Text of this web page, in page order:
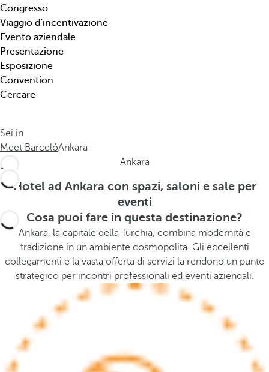
o
n
e
,
t
i
p
o
g
i
a
.
k
e
y
o
p
e
n
h
e
p
o
p
d
o
Congresso
Viaggio d'incentivazione
Evento aziendale
Presentazione
Esposizione
Convention
Cercare
Sei in
Meet BarcelóAnkara
Ankara
Hotel ad Ankara con spazi, saloni e sale per
eventi
Cosa puoi fare in questa destinazione?
Ankara, la capitale della Turchia, combina modernità e
tradizione in un ambiente cosmopolita. Gli eccellenti
collegamenti e la vasta offerta di servizi la rendono un punto
strategico per incontri professionali ed eventi aziendali.